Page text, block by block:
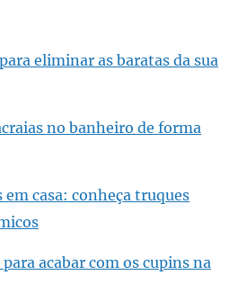
eliminar as baratas da sua
no banheiro de forma
casa: conheça truques
acabar com os cupins na